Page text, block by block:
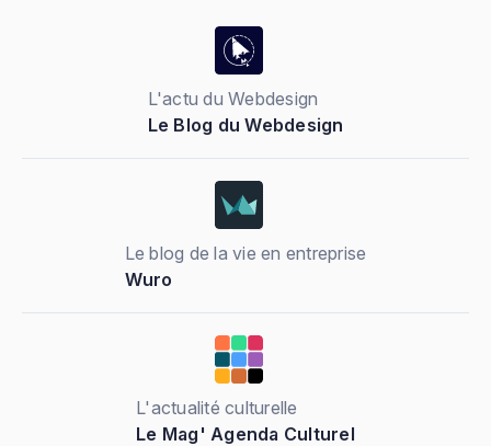
L'actu du Webdesign
Le Blog du Webdesign
Le blog de la vie en entreprise
Wuro
L'actualité culturelle
Le Mag' Agenda Culturel